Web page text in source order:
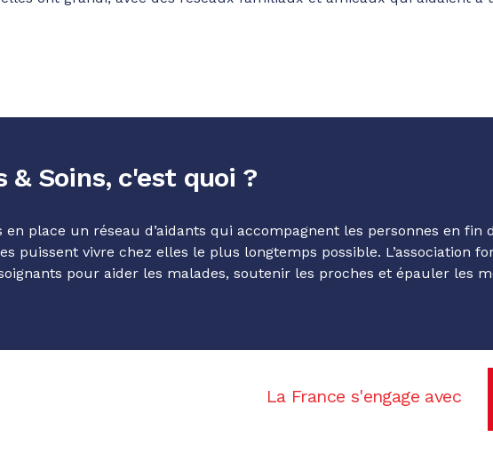
Soins, c'est quoi ?
en place un réseau d’aidants qui accompagnent les personnes en fin
puissent vivre chez elles le plus longtemps possible. L’association
pour aider les malades, soutenir les proches et épauler les
La France s'engage avec